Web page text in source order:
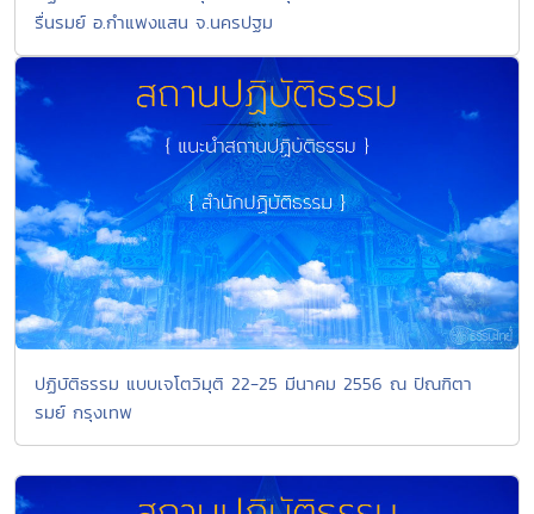
รื่นรมย์ อ.กำแพงแสน จ.นครปฐม
ปฏิบัติธรรม แบบเจโตวิมุติ 22-25 มีนาคม 2556 ณ ปัณฑิตา
รมย์ กรุงเทพ